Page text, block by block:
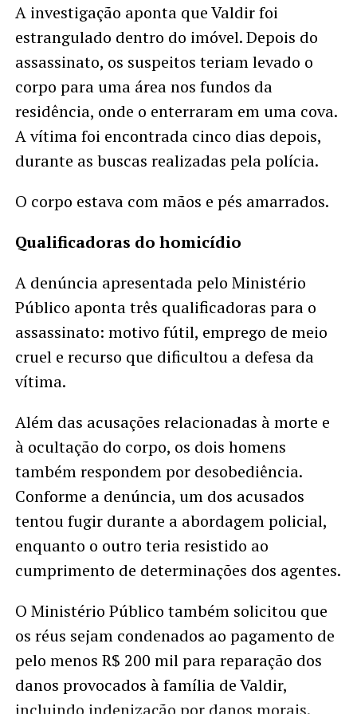
A investigação aponta que Valdir foi
estrangulado dentro do imóvel. Depois do
assassinato, os suspeitos teriam levado o
corpo para uma área nos fundos da
residência, onde o enterraram em uma cova.
A vítima foi encontrada cinco dias depois,
durante as buscas realizadas pela polícia.
O corpo estava com mãos e pés amarrados.
Qualificadoras do homicídio
A denúncia apresentada pelo Ministério
Público aponta três qualificadoras para o
assassinato: motivo fútil, emprego de meio
cruel e recurso que dificultou a defesa da
vítima.
Além das acusações relacionadas à morte e
à ocultação do corpo, os dois homens
também respondem por desobediência.
Conforme a denúncia, um dos acusados
tentou fugir durante a abordagem policial,
enquanto o outro teria resistido ao
cumprimento de determinações dos agentes.
O Ministério Público também solicitou que
os réus sejam condenados ao pagamento de
pelo menos R$ 200 mil para reparação dos
danos provocados à família de Valdir,
incluindo indenização por danos morais.